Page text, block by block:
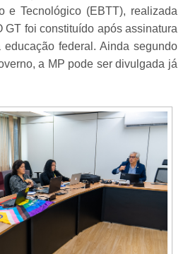
e Tecnológico (EBTT), realizada
GT foi constituído após assinatura
federal. Ainda segundo
a MP pode ser divulgada já